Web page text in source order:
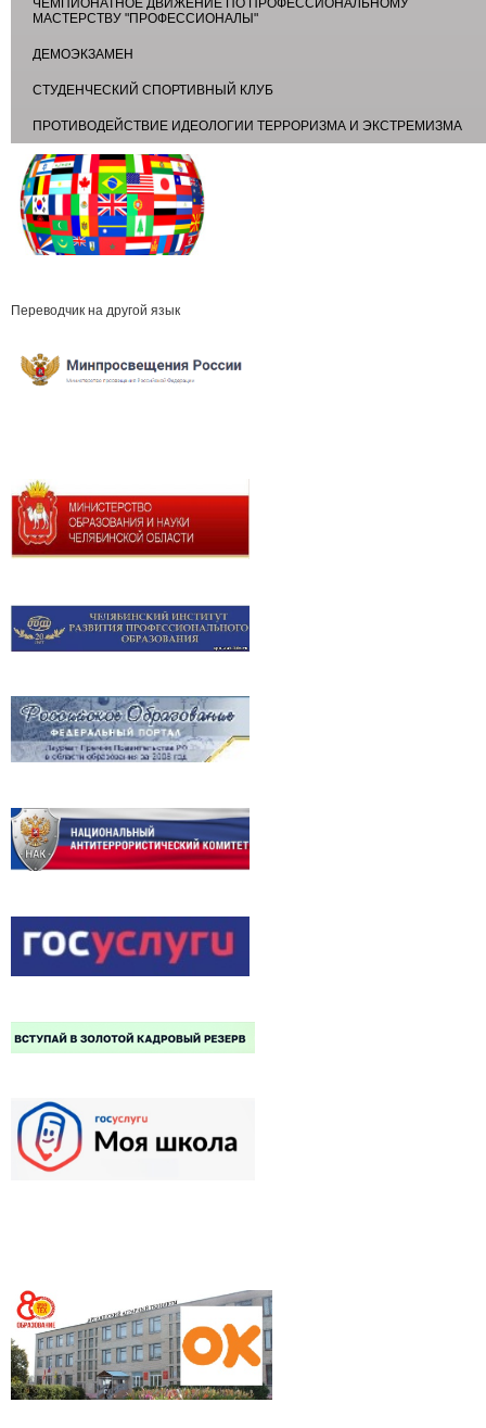
ЧЕМПИОНАТНОЕ ДВИЖЕНИЕ ПО ПРОФЕССИОНАЛЬНОМУ
МАСТЕРСТВУ "ПРОФЕССИОНАЛЫ"
ДЕМОЭКЗАМЕН
СТУДЕНЧЕСКИЙ СПОРТИВНЫЙ КЛУБ
ПРОТИВОДЕЙСТВИЕ ИДЕОЛОГИИ ТЕРРОРИЗМА И ЭКСТРЕМИЗМА
Переводчик на другой язык